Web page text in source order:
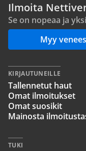
Ilmoita
Se on nopeaa ja
Myy
KIRJAUTUNEILLE
Tallennetut haut
Omat ilmoitukset
Omat suosikit
Mainosta
TUKI